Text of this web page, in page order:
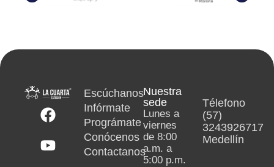
Escúchanos
Infórmate
Prográmate
Conócenos
Contactanos
Nuestra
sede
Lunes a
viernes
de 8:00
a.m. a
5:00 p.m.
Télefono
(57)
3243926717
Medellín